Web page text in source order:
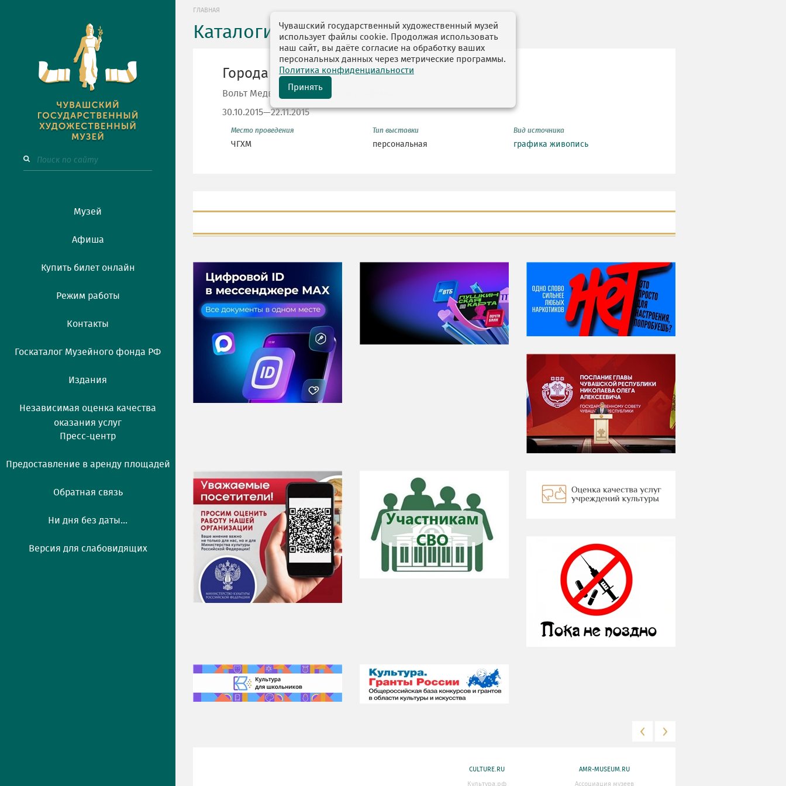
Музей
Афиша
Купить билет онлайн
Режим работы
Контакты
Госкаталог Музейного фонда РФ
Издания
Независимая оценка качества
оказания услуг
Пресс-центр
Предоставление в аренду площадей
Обратная связь
Ни дня без даты...
Версия для слабовидящих
ГЛАВНАЯ
Каталоги выставок
Города и годы
Вольт Медведев. Живопись и графика
30.10.2015—22.11.2015
Место проведения
ЧГХМ
Тип выставки
персональная
Вид источника
графика живопись
НИ ДНЯ БЕЗ ДАТЫ...
07 августа
Я встретил вас – и
всё былое...
CULTURE.RU
Культура.рф
AMR-MUSEUM.RU
Ассоциация музеев
Чувашский государственный художественный музей
использует файлы cookie. Продолжая использовать
наш сайт, вы даёте согласие на обработку ваших
персональных данных через метрические программы.
Политика конфиденциальности
Принять